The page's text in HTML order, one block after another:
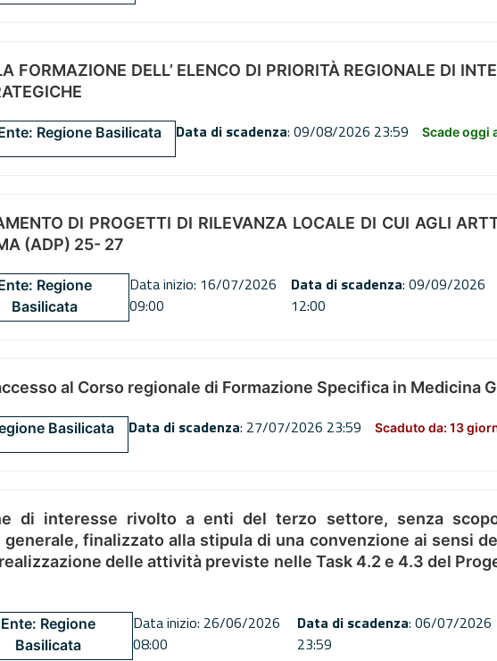
FORMAZIONE DELL’ ELENCO DI PRIORITÀ REGIONALE DI
Regione Basilicata Data di scadenza: 09/08/2026 23:59 Scade oggi
DI PROGETTI DI RILEVANZA LOCALE DI CUI AGLI
(ADP) 25- 27
Regione
Basilicata
Data inizio: 16/07/2026
09:00
Data di scadenza: 09/09/2026
12:00
al Corso regionale di Formazione Specifica in Medicina
Basilicata Data di scadenza: 27/07/2026 23:59 Scaduto da: 13
di interesse rivolto a enti del terzo settore, senza
finalizzato alla stipula di una convenzione ai sensi
delle attività previste nelle Task 4.2 e 4.3 del
Ente: Regione
Basilicata
Data inizio: 26/06/2026
08:00
Data di scadenza: 06/07/2026
23:59